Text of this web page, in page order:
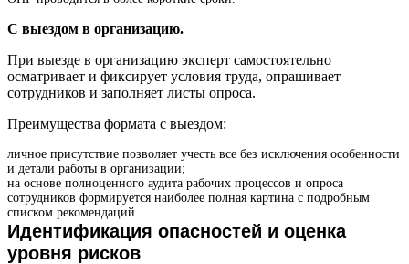
С выездом в организацию.
При выезде в организацию эксперт самостоятельно
осматривает и фиксирует условия труда, опрашивает
сотрудников и заполняет листы опроса.
Преимущества формата с выездом:
личное присутствие позволяет учесть все без исключения особенности
и детали работы в организации;
на основе полноценного аудита рабочих процессов и опроса
сотрудников формируется наиболее полная картина с подробным
списком рекомендаций.
Идентификация опасностей и оценка
уровня рисков